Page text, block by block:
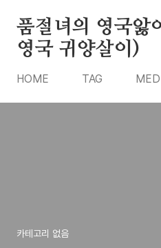
품절녀의 영국앓
영국 귀양살이)
HOME TAG
카테고리 없음